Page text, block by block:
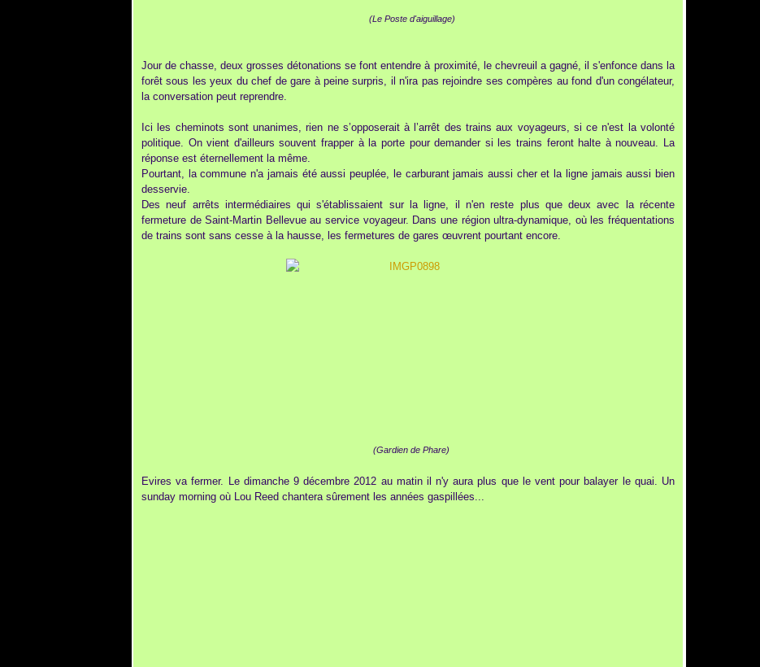
(Le Poste d'aiguillage)
Jour de chasse, deux grosses détonations se font entendre à proximité, le chevreuil a gagné, il s'enfonce dans la
forêt sous les yeux du chef de gare à peine surpris, il n'ira pas rejoindre ses compères au fond d'un congélateur,
la conversation peut reprendre.
Ici les cheminots sont unanimes, rien ne s’opposerait à l’arrêt des trains aux voyageurs, si ce n'est la volonté
politique. On vient d'ailleurs souvent frapper à la porte pour demander si les trains feront halte à nouveau. La
réponse est éternellement la même.
Pourtant, la commune n'a jamais été aussi peuplée, le carburant jamais aussi cher et la ligne jamais aussi bien
desservie.
Des neuf arrêts intermédiaires qui s'établissaient sur la ligne, il n'en reste plus que deux avec la récente
fermeture de Saint-Martin Bellevue au service voyageur. Dans une région ultra-dynamique, où les fréquentations
de trains sont sans cesse à la hausse, les fermetures de gares œuvrent pourtant encore.
(Gardien de Phare)
Evires va fermer. Le dimanche 9 décembre 2012 au matin il n'y aura plus que le vent pour balayer le quai. Un
sunday morning où Lou Reed chantera sûrement les années gaspillées...